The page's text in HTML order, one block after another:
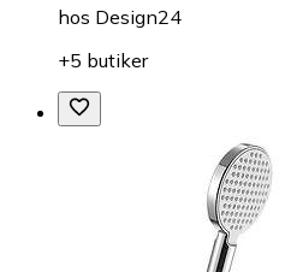
hos Design24
+5 butiker